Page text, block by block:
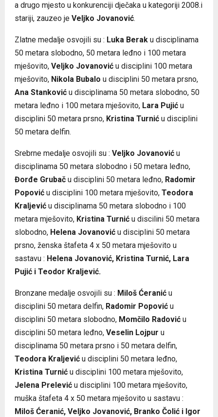
a drugo mjesto u konkurenciji dječaka u kategoriji 2008.i
stariji, zauzeo je Veljko Jovanović.
Zlatne medalje osvojili su : Luka Berak u disciplinama
50 metara slobodno, 50 metara leđno i 100 metara
mješovito, Veljko Jovanović u disciplini 100 metara
mješovito, Nikola Bubalo u disciplini 50 metara prsno,
Ana Stanković u disciplinama 50 metara slobodno, 50
metara leđno i 100 metara mješovito, Lara Pujić u
disciplini 50 metara prsno, Kristina Turnić u disciplini
50 metara delfin.
Srebrne medalje osvojili su : Veljko Jovanović u
disciplinama 50 metara slobodno i 50 metara leđno,
Đorđe Grubač u disciplini 50 metara leđno, Radomir
Popović u disciplini 100 metara mješovito, Teodora
Kraljević u disciplinama 50 metara slobodno i 100
metara mješovito, Kristina Turnić u discilini 50 metara
slobodno, Helena Jovanović u disciplini 50 metara
prsno, ženska štafeta 4 x 50 metara mješovito u
sastavu : Helena Jovanović, Kristina Turnić, Lara
Pujić i Teodor Kraljević.
Bronzane medalje osvojili su : Miloš Ćeranić u
disciplini 50 metara delfin, Radomir Popović u
disciplini 50 metara slobodno, Momčilo Radović u
disciplini 50 metara leđno, Veselin Lojpur u
disciplinama 50 metara prsno i 50 metara delfin,
Teodora Kraljević u disciplini 50 metara leđno,
Kristina Turnić u disciplini 100 metara mješovito,
Jelena Prelević u disciplini 100 metara mješovito,
muška štafeta 4 x 50 metara mješovito u sastavu :
Miloš Ćeranić, Veljko Jovanović, Branko Čolić i Igor